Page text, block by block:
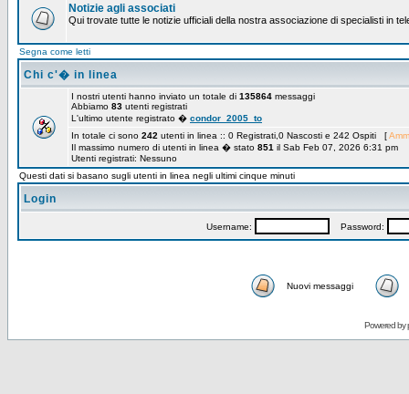
Notizie agli associati
Qui trovate tutte le notizie ufficiali della nostra associazione di specialisti in
Segna come letti
Chi c'� in linea
I nostri utenti hanno inviato un totale di 135864 messaggi
Abbiamo 83 utenti registrati
L'ultimo utente registrato � condor_2005_to
In totale ci sono 242 utenti in linea :: 0 Registrati,0 Nascosti e 242 Ospiti [
Il massimo numero di utenti in linea � stato 851 il Sab Feb 07, 2026 6:31 pm
Utenti registrati: Nessuno
Questi dati si basano sugli utenti in linea negli ultimi cinque minuti
Login
Username: Password:
Nuovi messaggi
Powered by